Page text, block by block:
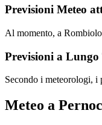
Previsioni Meteo
Al momento, a
Previsioni a
Secondo i meteorologi, i
Meteo a